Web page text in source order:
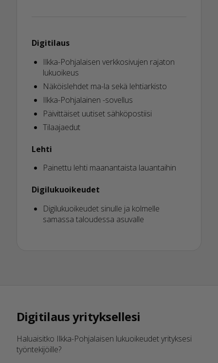
Digitilaus
Ilkka-Pohjalaisen verkkosivujen rajaton
lukuoikeus
Näköislehdet ma-la sekä lehtiarkisto
Ilkka-Pohjalainen -sovellus
Päivittäiset uutiset sähköpostiisi
Tilaajaedut
Lehti
Painettu lehti maanantaista lauantaihin
Digilukuoikeudet
Digilukuoikeudet sinulle ja kolmelle
samassa taloudessa asuvalle
Digitilaus yrityksellesi
Haluaisitko Ilkka-Pohjalaisen lukuoikeudet yrityksesi
työntekijöille?